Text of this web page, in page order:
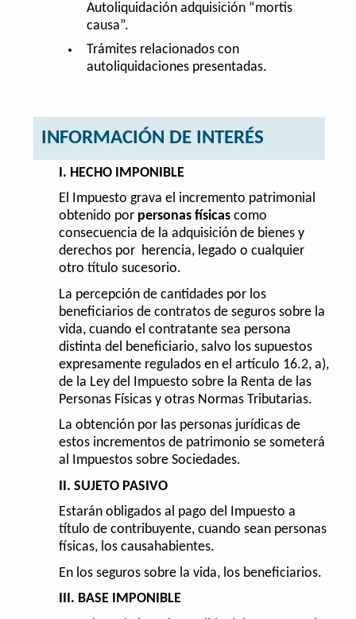
Autoliquidación adquisición “mortis
causa”.
Trámites relacionados con
autoliquidaciones presentadas.
INFORMACIÓN DE INTERÉS
I. HECHO IMPONIBLE
El Impuesto grava el incremento patrimonial
obtenido por personas físicas como
consecuencia de la adquisición de bienes y
derechos por herencia, legado o cualquier
otro título sucesorio.
La percepción de cantidades por los
beneficiarios de contratos de seguros sobre la
vida, cuando el contratante sea persona
distinta del beneficiario, salvo los supuestos
expresamente regulados en el artículo 16.2, a),
de la Ley del Impuesto sobre la Renta de las
Personas Físicas y otras Normas Tributarias.
La obtención por las personas jurídicas de
estos incrementos de patrimonio se someterá
al Impuestos sobre Sociedades.
II. SUJETO PASIVO
Estarán obligados al pago del Impuesto a
título de contribuyente, cuando sean personas
físicas, los causahabientes.
En los seguros sobre la vida, los beneficiarios.
III. BASE IMPONIBLE